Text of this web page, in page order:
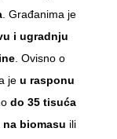
. Građanima je
i ugradnju
. Ovisno o
je u rasponu
do 35 tisuća
na biomasu ili